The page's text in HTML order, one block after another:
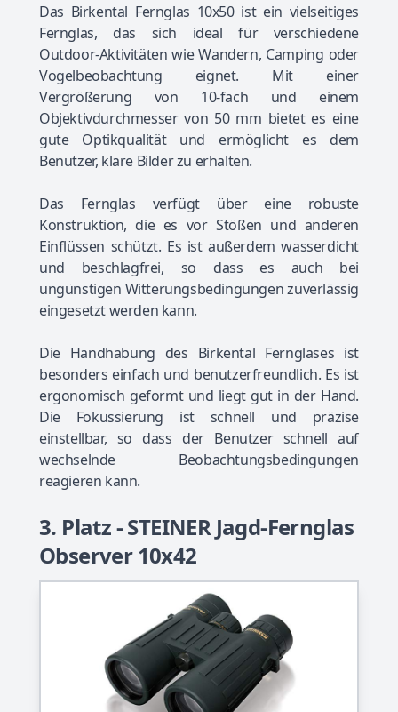
Das Birkental Fernglas 10x50 ist ein vielseitiges
Fernglas, das sich ideal für verschiedene
Outdoor-Aktivitäten wie Wandern, Camping oder
Vogelbeobachtung eignet. Mit einer
Vergrößerung von 10-fach und einem
Objektivdurchmesser von 50 mm bietet es eine
gute Optikqualität und ermöglicht es dem
Benutzer, klare Bilder zu erhalten.
Das Fernglas verfügt über eine robuste
Konstruktion, die es vor Stößen und anderen
Einflüssen schützt. Es ist außerdem wasserdicht
und beschlagfrei, so dass es auch bei
ungünstigen Witterungsbedingungen zuverlässig
eingesetzt werden kann.
Die Handhabung des Birkental Fernglases ist
besonders einfach und benutzerfreundlich. Es ist
ergonomisch geformt und liegt gut in der Hand.
Die Fokussierung ist schnell und präzise
einstellbar, so dass der Benutzer schnell auf
wechselnde Beobachtungsbedingungen
reagieren kann.
3. Platz - STEINER Jagd-Fernglas
Observer 10x42